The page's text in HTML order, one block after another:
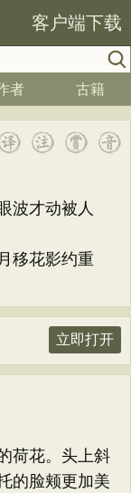
客户端下载
者 古籍
波才动被人
移花影约重
立即打开
荷花。头上斜
的脸颊更加美